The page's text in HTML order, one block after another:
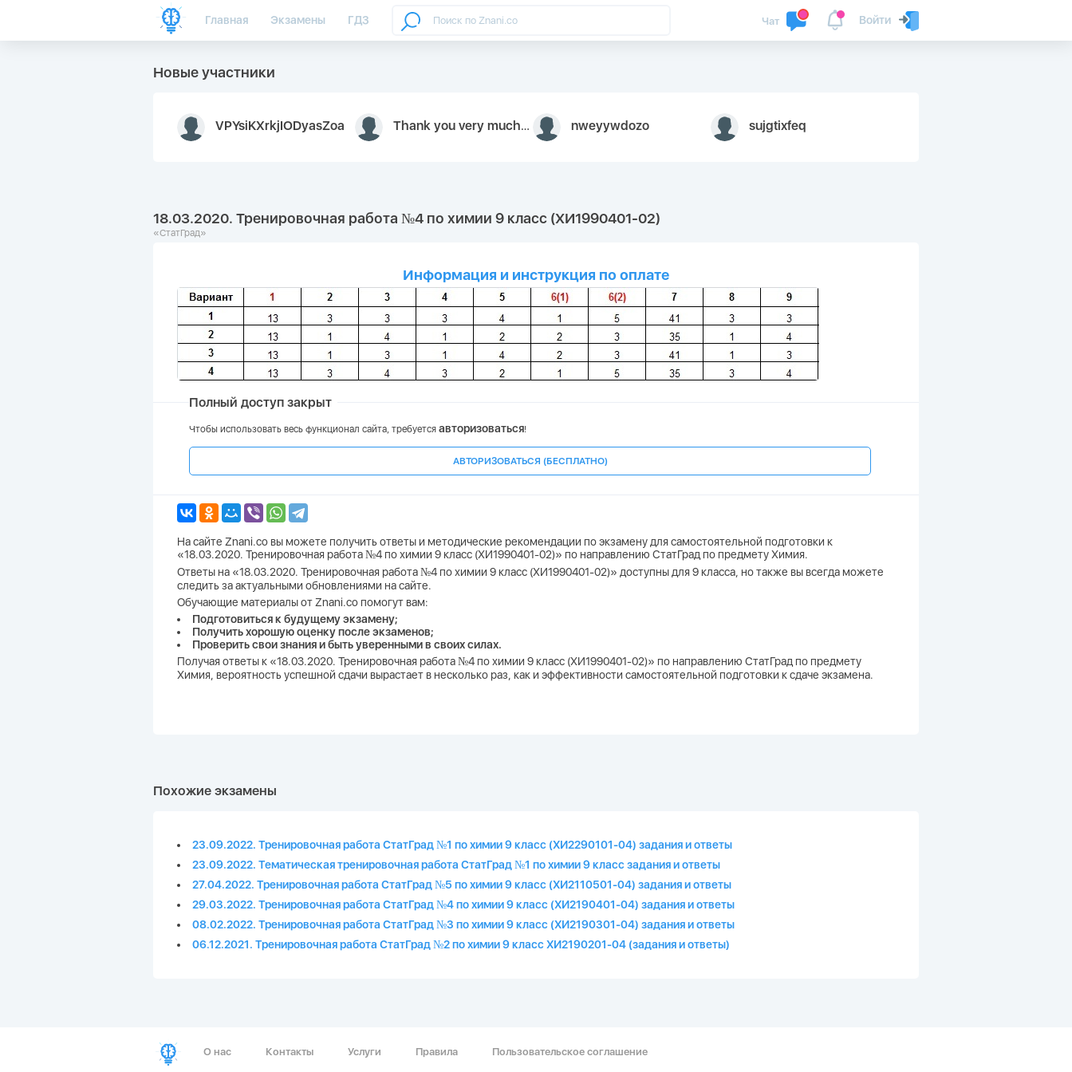
Главная Экзамены ГДЗ Войти
Чат
Новые участники
VPYsiKXrkjIODyasZoa Thank you very much for your inquiry We appreciate you 9126052 https://youtube.com faceapple ! nweyywdozo sujgtixfeq
18.03.2020. Тренировочная работа №4 по химии 9 класс (ХИ1990401-02)
«СтатГрад»
Информация и инструкция по оплате
Полный доступ закрыт
Чтобы использовать весь функционал сайта, требуется авторизоваться!
АВТОРИЗОВАТЬСЯ (БЕСПЛАТНО)
На сайте Znani.co вы можете получить ответы и методические рекомендации по экзамену для самостоятельной подготовки к
«18.03.2020. Тренировочная работа №4 по химии 9 класс (ХИ1990401-02)» по направлению СтатГрад по предмету Химия.
Ответы на «18.03.2020. Тренировочная работа №4 по химии 9 класс (ХИ1990401-02)» доступны для 9 класса, но также вы всегда можете
следить за актуальными обновлениями на сайте.
Обучающие материалы от Znani.co помогут вам:
Подготовиться к будущему экзамену;
Получить хорошую оценку после экзаменов;
Проверить свои знания и быть уверенными в своих силах.
Получая ответы к «18.03.2020. Тренировочная работа №4 по химии 9 класс (ХИ1990401-02)» по направлению СтатГрад по предмету
Химия, вероятность успешной сдачи вырастает в несколько раз, как и эффективности самостоятельной подготовки к сдаче экзамена.
Похожие экзамены
23.09.2022. Тренировочная работа СтатГрад №1 по химии 9 класс (ХИ2290101-04) задания и ответы
23.09.2022. Тематическая тренировочная работа СтатГрад №1 по химии 9 класс задания и ответы
27.04.2022. Тренировочная работа СтатГрад №5 по химии 9 класс (ХИ2110501-04) задания и ответы
29.03.2022. Тренировочная работа СтатГрад №4 по химии 9 класс (ХИ2190401-04) задания и ответы
08.02.2022. Тренировочная работа СтатГрад №3 по химии 9 класс (ХИ2190301-04) задания и ответы
06.12.2021. Тренировочная работа СтатГрад №2 по химии 9 класс ХИ2190201-04 (задания и ответы)
О нас Контакты Услуги Правила Пользовательское соглашение